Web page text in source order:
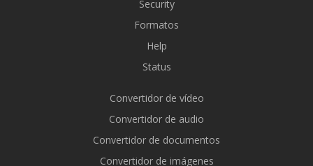
Security
Formatos
Help
Status
Convertidor de vídeo
Convertidor de audio
Convertidor de documentos
Convertidor de imágenes